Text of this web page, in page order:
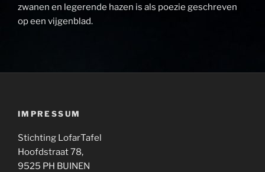
zwanen en legerende hazen is als poezie geschreven
op een vijgenblad.
IMPRESSUM
Stichting LofarTafel
Hoofdstraat 78,
9525 PH BUINEN